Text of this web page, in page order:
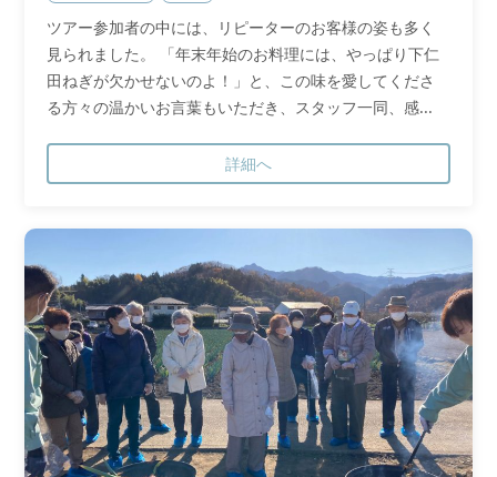
ツアー参加者の中には、リピーターのお客様の姿も多く
見られました。 「年末年始のお料理には、やっぱり下仁
田ねぎが欠かせないのよ！」と、この味を愛してくださ
る方々の温かいお言葉もいただき、スタッフ一同、感...
詳細へ